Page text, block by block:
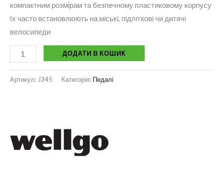
компактним розмірам та безпечному пластиковому корпусу
їх часто встановлюють на міські, підліткові чи дитячі
велосипеди
ДОДАТИ В КОШИК
Артикул: J345 Категорія: Педалі